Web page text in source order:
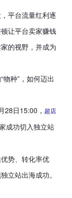
平台流量红利逐
让平台卖家赚钱
的视野，并成为
种”，如何迈出
28日15:00， 超店
成功切入独立站
势、转化率优
立站出海成功。